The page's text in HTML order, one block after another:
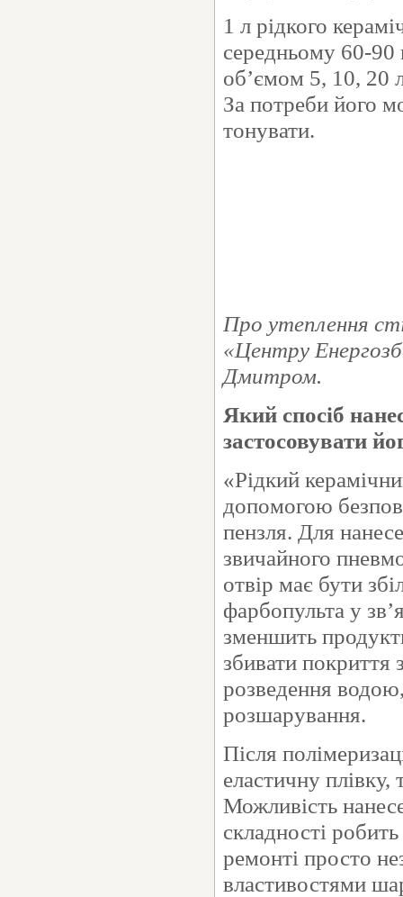
1 л рідкого
середньому 60-90
об’ємом 5, 10, 20
За потреби його
тонувати.
Про утеплення
«Центру
Дмитром.
Який спосіб
застосовувати
«Рідкий
допомогою
пензля. Для
звичайного
отвір має бути
фарбопульта у
зменшить
збивати покриття
розведення
розшарування.
Після
еластичну
Можливість
складності
ремонті просто
властивостями